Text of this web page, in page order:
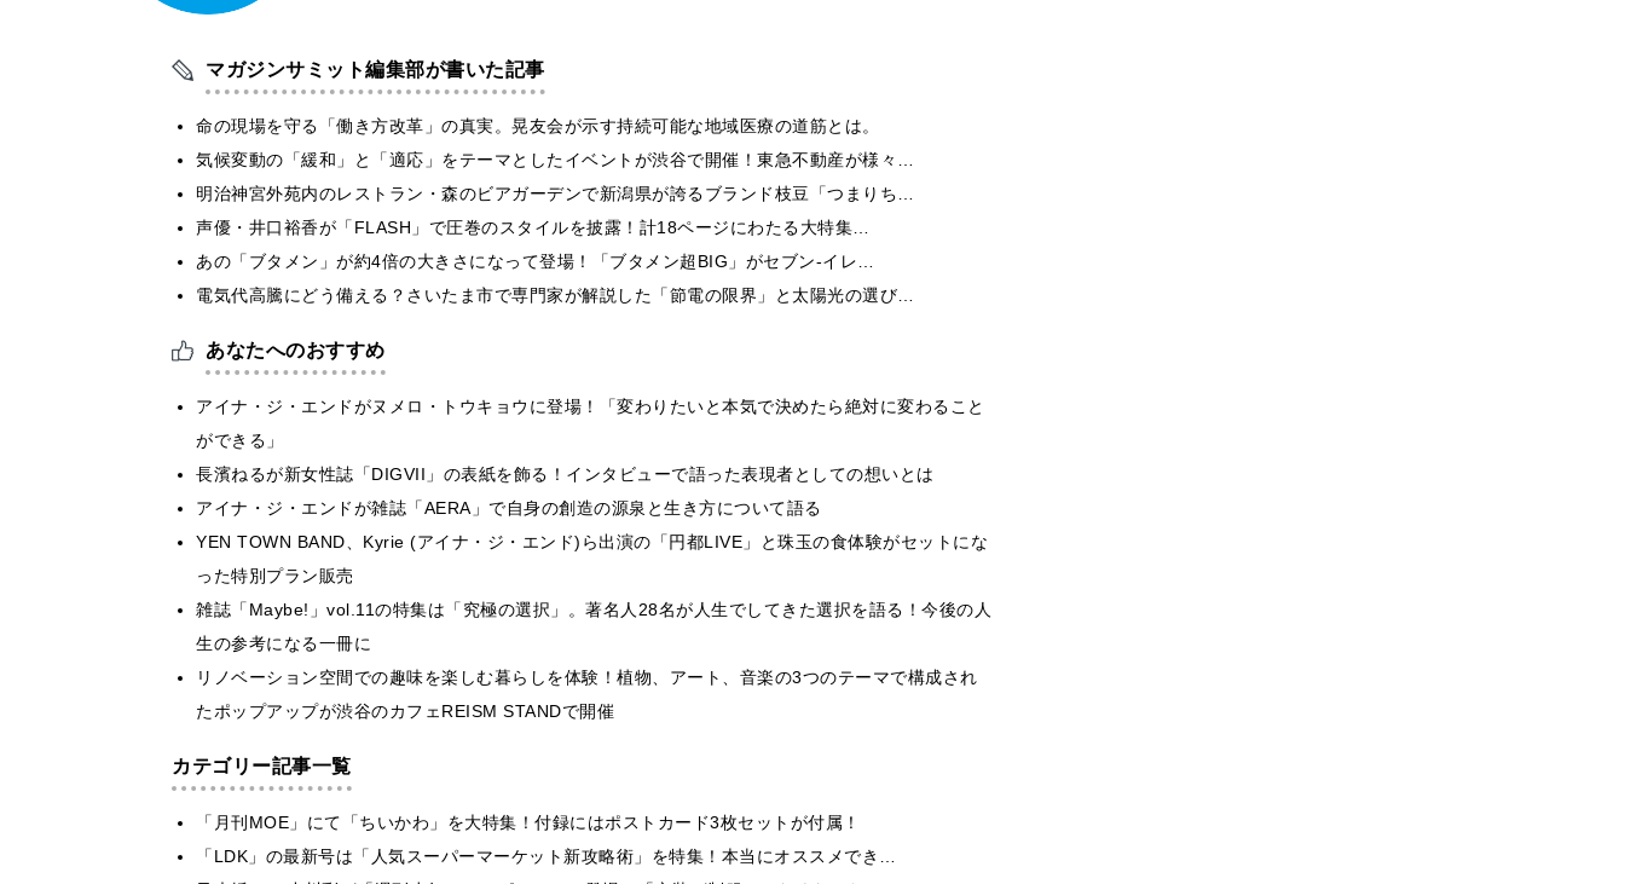
マガジンサミット編集部が書いた記事
​命の現場を守る「働き方改革」の真実。晃友会が示す持続可能な地域医療の道筋とは。
気候変動の「緩和」と「適応」をテーマとしたイベントが渋谷で開催！東急不動産が様々…
明治神宮外苑内のレストラン・森のビアガーデンで新潟県が誇るブランド枝豆「つまりち…
声優・井口裕香が「FLASH」で圧巻のスタイルを披露！計18ページにわたる大特集…
あの「ブタメン」が約4倍の大きさになって登場！「ブタメン超BIG」がセブン‐イレ…
電気代高騰にどう備える？さいたま市で専門家が解説した「節電の限界」と太陽光の選び…
あなたへのおすすめ
アイナ・ジ・エンドがヌメロ・トウキョウに登場！「変わりたいと本気で決めたら絶対に変わること
ができる」
長濱ねるが新女性誌「DIGVII」の表紙を飾る！インタビューで語った表現者としての想いとは
アイナ・ジ・エンドが雑誌「AERA」で自身の創造の源泉と生き方について語る
YEN TOWN BAND、Kyrie (アイナ・ジ・エンド)ら出演の「円都LIVE」と珠玉の食体験がセットにな
った特別プラン販売
雑誌「Maybe!」vol.11の特集は「究極の選択」。著名人28名が人生でしてきた選択を語る！今後の人
生の参考になる一冊に
リノベーション空間での趣味を楽しむ暮らしを体験！植物、アート、音楽の3つのテーマで構成され
たポップアップが渋谷のカフェREISM STANDで開催
カテゴリー記事一覧
「月刊MOE」にて「ちいかわ」を大特集！付録にはポストカード3枚セットが付属！
「LDK」の最新号は「人気スーパーマーケット新攻略術」を特集！本当にオススメでき…